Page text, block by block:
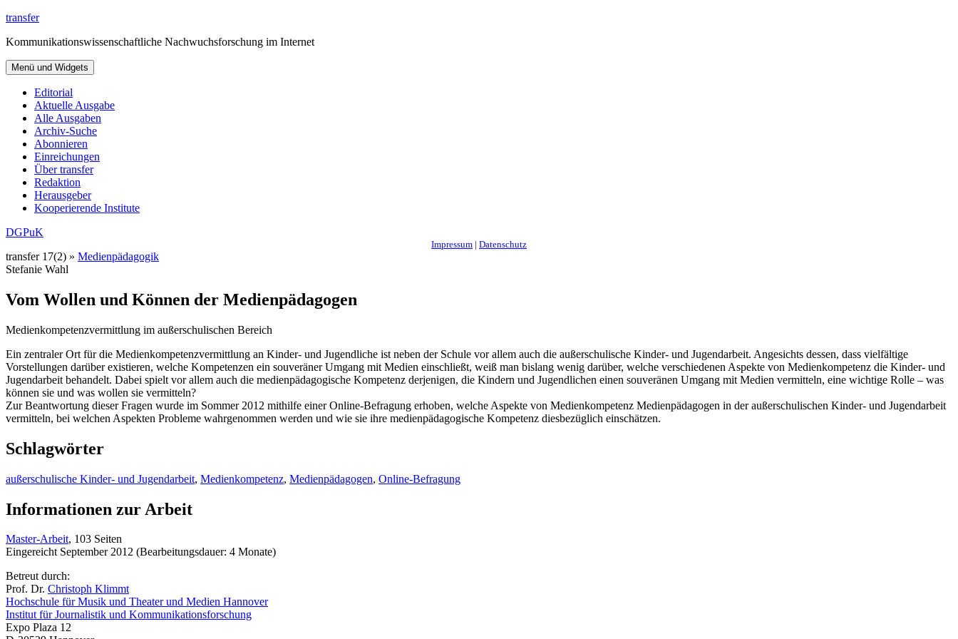
Zum
springen
transfer
Kommunikationswissenschaftliche Nachwuchsforschung im Internet
Menü und Widgets
Editorial
Aktuelle Ausgabe
Alle Ausgaben
Archiv-Suche
Abonnieren
Einreichungen
Über transfer
Redaktion
Herausgeber
Kooperierende Institute
DGPuK
Impressum | Datenschutz
transfer 17(2) » Medienpädagogik
Stefanie Wahl
Vom Wollen und Können der Medienpädagogen
Medienkompetenzvermittlung im außerschulischen Bereich
Ein zentraler Ort für die Medienkompetenzvermittlung an Kinder- und Jugendliche ist neben der Schule vor allem auch die außerschulische Kinder- und Jugendarbeit. Angesichts dessen, dass vielfältige
Vorstellungen darüber existieren, welche Kompetenzen ein souveräner Umgang mit Medien einschließt, weiß man bislang wenig darüber, welche verschiedenen Aspekte von Medienkompetenz die Kinder- und
Jugendarbeit behandelt. Dabei spielt vor allem auch die medienpädagogische Kompetenz derjenigen, die Kindern und Jugendlichen einen souveränen Umgang mit Medien vermitteln, eine wichtige Rolle – was
können sie und was wollen sie vermitteln?
Zur Beantwortung dieser Fragen wurde im Sommer 2012 mithilfe einer Online-Befragung erhoben, welche Aspekte von Medienkompetenz Medienpädagogen in der außerschulischen Kinder- und Jugendarbeit
vermitteln, bei welchen Aspekten Probleme wahrgenommen werden und wie sie ihre medienpädagogische Kompetenz diesbezüglich einschätzen.
Schlagwörter
außerschulische Kinder- und Jugendarbeit, Medienkompetenz, Medienpädagogen, Online-Befragung
Informationen zur Arbeit
Master-Arbeit, 103 Seiten
Eingereicht September 2012 (Bearbeitungsdauer: 4 Monate)
Betreut durch:
Prof. Dr. Christoph Klimmt
Hochschule für Musik und Theater und Medien Hannover
Institut für Journalistik und Kommunikationsforschung
Expo Plaza 12